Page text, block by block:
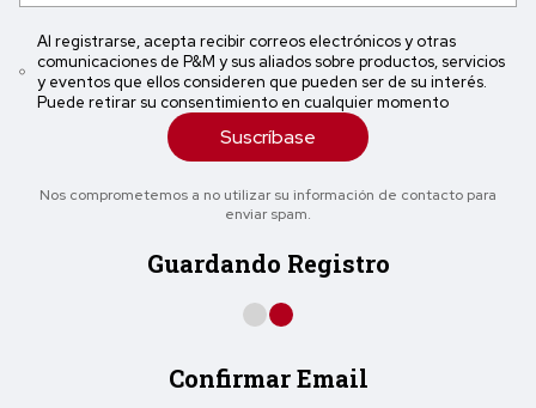
Al registrarse, acepta recibir correos electrónicos y otras
comunicaciones de P&M y sus aliados sobre productos, servicios
y eventos que ellos consideren que pueden ser de su interés.
Puede retirar su consentimiento en cualquier momento
Suscríbase
Nos comprometemos a no utilizar su información de contacto para
enviar spam.
Guardando Registro
Confirmar Email